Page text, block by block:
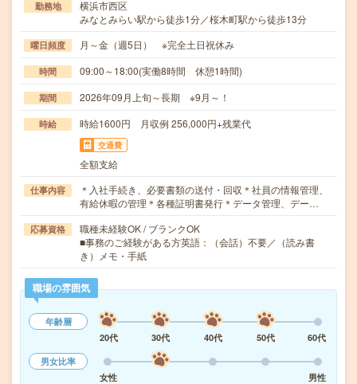
勤務地
横浜市西区
みなとみらい駅から徒歩1分／桜木町駅から徒歩13分
曜日頻度 月～金（週5日） ※完全土日祝休み
時間 09:00～18:00(実働8時間 休憩1時間)
期間 2026年09月上旬～長期 ※9月～！
時給 時給1600円 月収例 256,000円+残業代
交通費
全額支給
仕事内容
＊入社手続き、必要書類の送付・回収＊社員の情報管理、
有給休暇の管理＊各種証明書発行＊データ管理、デー…
応募資格
職種未経験OK / ブランクOK
■事務のご経験がある方英語：（会話）不要／（読み書
き）メモ・手紙
職場の雰囲気
年齢層
20代
30代 40代 50代
60代
男女比率
女性
男性